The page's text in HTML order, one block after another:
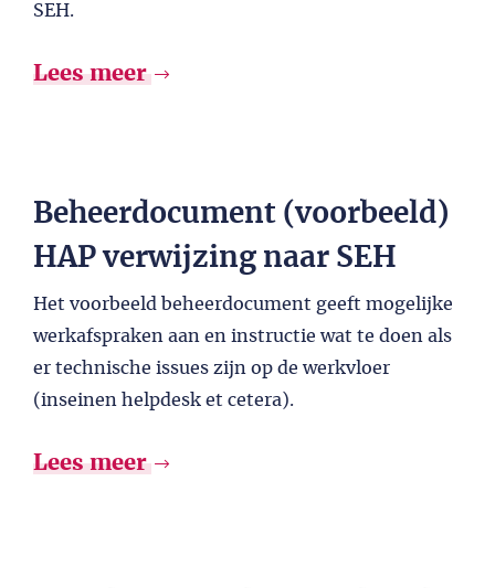
SEH.
Lees meer
Beheerdocument (voorbeeld)
HAP verwijzing naar SEH
Het voorbeeld beheerdocument geeft mogelijke
werkafspraken aan en instructie wat te doen als
er technische issues zijn op de werkvloer
(inseinen helpdesk et cetera).
Lees meer